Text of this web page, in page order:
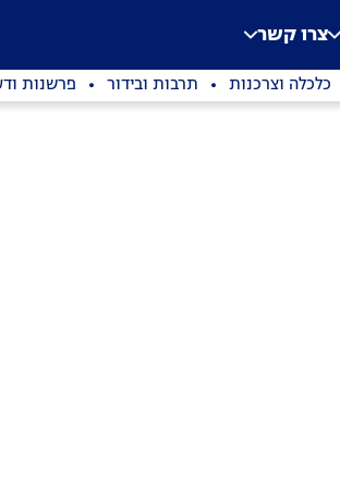
צרו קשר
כלכלה וצרכנות תרבות ובידור פרשנות